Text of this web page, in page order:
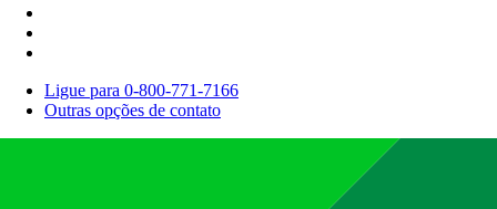
Ligue para 0-800-771-7166
Outras opções de contato